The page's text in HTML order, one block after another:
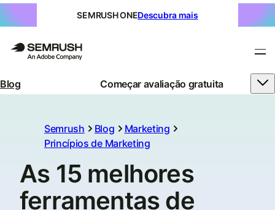
SEMRUSH ONEDescubra mais
Blog Começar avaliação gratuita
Semrush Blog
Marketing
Princípios de Marketing
As 15 melhores
ferramentas de